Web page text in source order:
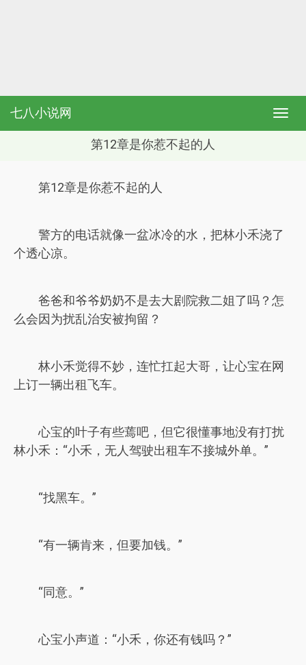
七八小说网
第12章是你惹不起的人
第12章是你惹不起的人
警方的电话就像一盆冰冷的水，把林小禾浇了
个透心凉。
爸爸和爷爷奶奶不是去大剧院救二姐了吗？怎
么会因为扰乱治安被拘留？
林小禾觉得不妙，连忙扛起大哥，让心宝在网
上订一辆出租飞车。
心宝的叶子有些蔫吧，但它很懂事地没有打扰
林小禾：“小禾，无人驾驶出租车不接城外单。”
“找黑车。”
“有一辆肯来，但要加钱。”
“同意。”
心宝小声道：“小禾，你还有钱吗？”